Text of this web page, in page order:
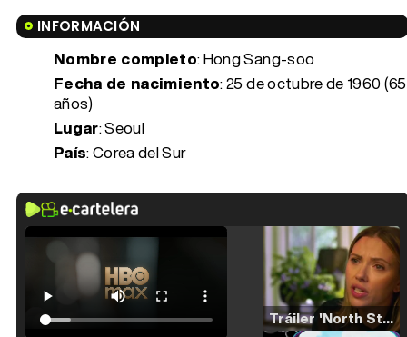
INFORMACIÓN
Nombre completo: Hong Sang-soo
Fecha de nacimiento:25 de octubre de 1960 (65
años)
Lugar: Seoul
País: Corea del Sur
Tráiler 'North Star' (2023)